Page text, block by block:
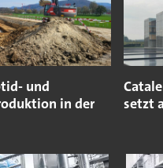
und
in der
setzt